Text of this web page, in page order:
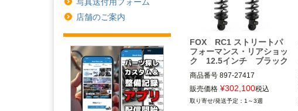
店舗のご案内
FOX RC1 ストリートパ
フォーマンス・リアショッ
ク 12.5インチ ブラック
商品番号 897-27417
メーカー型番：897-27-304
5MS：599088
販売価格 ¥302,100税込
1～3週